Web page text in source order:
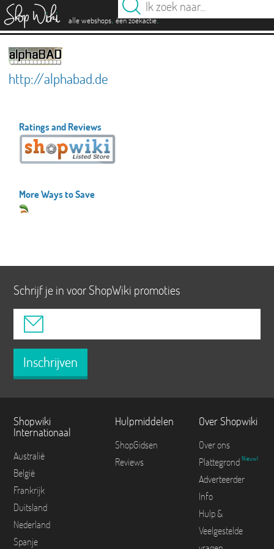
alle webshops. één zoekactie.
http://alphabad.de
Ratings and Reviews
More Ways to Save
Schrijf je in voor ShopWiki promoties
Inschrijven
Shopwiki
Internationaal
Australië
België
Frankrijk
Duitsland
Nederland
Spanje
Hulpmiddelen
ShopGidsen
Reviews
Over Shopwiki
Over ons
Plattegrond Nieuw!
Adverteerder
Info
Hulp &
Veelgestelde